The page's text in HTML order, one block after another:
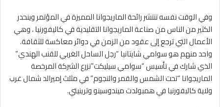
وفي الوقت نفسه تنتشر رائحة الماريجوانا المميزة في المؤتمر وينحدر
الكثير من الناس من صناعة الماريجوانا التقليدية في كاليفورنيا ، وهي
الأعمال التي ترجع إلى عقود من الزمن في دوائر معاكسة للثقافة.
واحد منهم هو سوامي شايتانيا “رجل الساحل الغربي للقنب الهندي”
الذي شارك في تأسيس “سوامي سيليكت”تزرع الشركة المرخصة
الماريجوانا “تحت الشمس والقمر والنجوم” في مثلث إميرالد شمال غرب
ولاية كاليفورنيا في همبولدت ميندوسينو وترينيتي.